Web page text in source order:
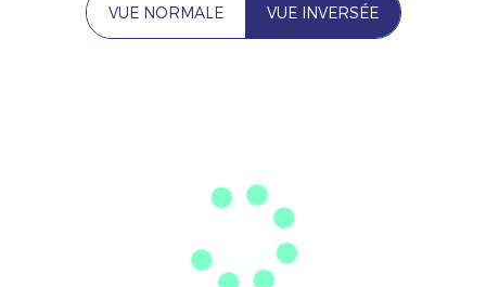
VUE NORMALE VUE INVERSÉE